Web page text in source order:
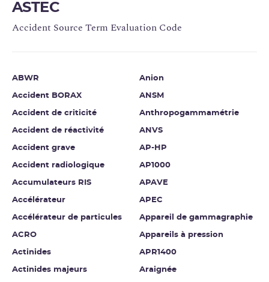
ASTEC
Accident Source Term Evaluation Code
ABWR
Accident BORAX
Accident de criticité
Accident de réactivité
Accident grave
Accident radiologique
Accumulateurs RIS
Accélérateur
Accélérateur de particules
ACRO
Actinides
Actinides majeurs
Anion
ANSM
Anthropogammamétrie
ANVS
AP-HP
AP1000
APAVE
APEC
Appareil de gammagraphie
Appareils à pression
APR1400
Araignée